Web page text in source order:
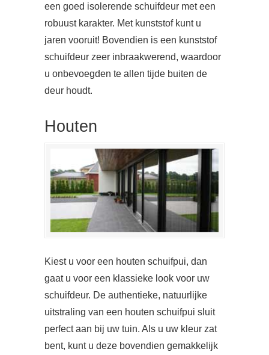
een goed isolerende schuifdeur met een
robuust karakter. Met kunststof kunt u
jaren vooruit! Bovendien is een kunststof
schuifdeur zeer inbraakwerend, waardoor
u onbevoegden te allen tijde buiten de
deur houdt.
Houten
Kiest u voor een houten schuifpui, dan
gaat u voor een klassieke look voor uw
schuifdeur. De authentieke, natuurlijke
uitstraling van een houten schuifpui sluit
perfect aan bij uw tuin. Als u uw kleur zat
bent, kunt u deze bovendien gemakkelijk